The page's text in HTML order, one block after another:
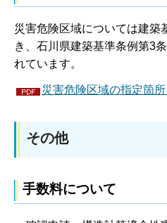
災害危険区域については建築
き、石川県建築基準条例第3
れています。
災害危険区域の指定箇
その他
手数料について